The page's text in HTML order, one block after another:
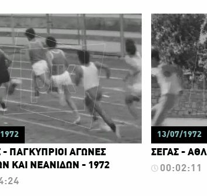
- ΠΑΓΚΥΠΡΙΟΙ ΑΓΩΝΕΣ
ΚΑΙ ΝΕΑΝΙΔΩΝ - 1972
13/07/1972
ΣΕΓΑΣ -
00:02:11